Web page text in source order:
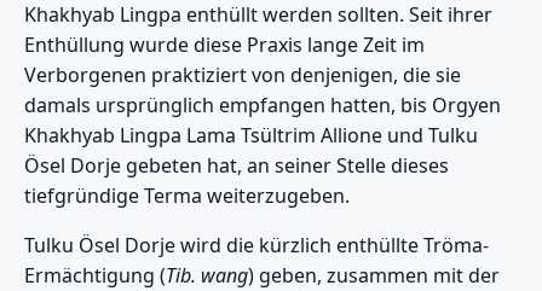
Khakhyab Lingpa enthüllt werden sollten. Seit ihrer
Enthüllung wurde diese Praxis lange Zeit im
Verborgenen praktiziert von denjenigen, die sie
damals ursprünglich empfangen hatten, bis Orgyen
Khakhyab Lingpa Lama Tsültrim Allione und Tulku
Ösel Dorje gebeten hat, an seiner Stelle dieses
tiefgründige Terma weiterzugeben.
Tulku Ösel Dorje wird die kürzlich enthüllte Tröma-
Ermächtigung (Tib. wang) geben, zusammen mit der